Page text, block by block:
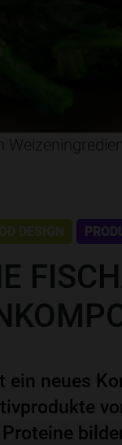
DESIGN
ein neues